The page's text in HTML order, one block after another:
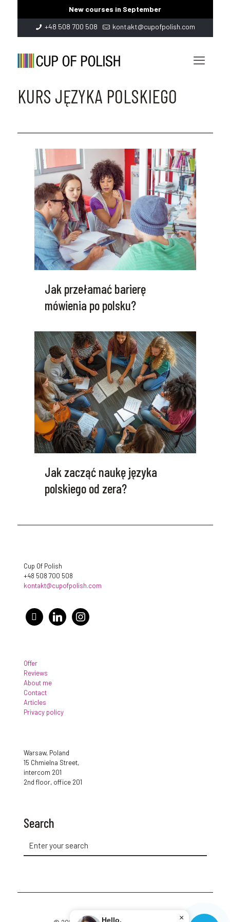
×
Hello,
New courses in September
+48 508 700 508
kontakt@cupofpolish.com
KURS JĘZYKA POLSKIEGO
Jak przełamać barierę
mówienia po polsku?
Jak zacząć naukę języka
polskiego od zera?
Cup Of Polish
+48 508 700 508
kontakt@cupofpolish.com
facebooklinkedin instagram
Offer
Reviews
About me
Contact
Articles
Privacy policy
Warsaw, Poland
15 Chmielna Street,
intercom 201
2nd floor, office 201
Search